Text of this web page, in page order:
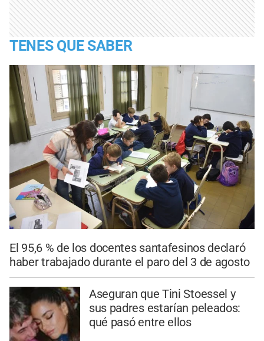
TENES QUE SABER
El 95,6 % de los docentes santafesinos declaró
haber trabajado durante el paro del 3 de agosto
Aseguran que Tini Stoessel y
sus padres estarían peleados:
qué pasó entre ellos